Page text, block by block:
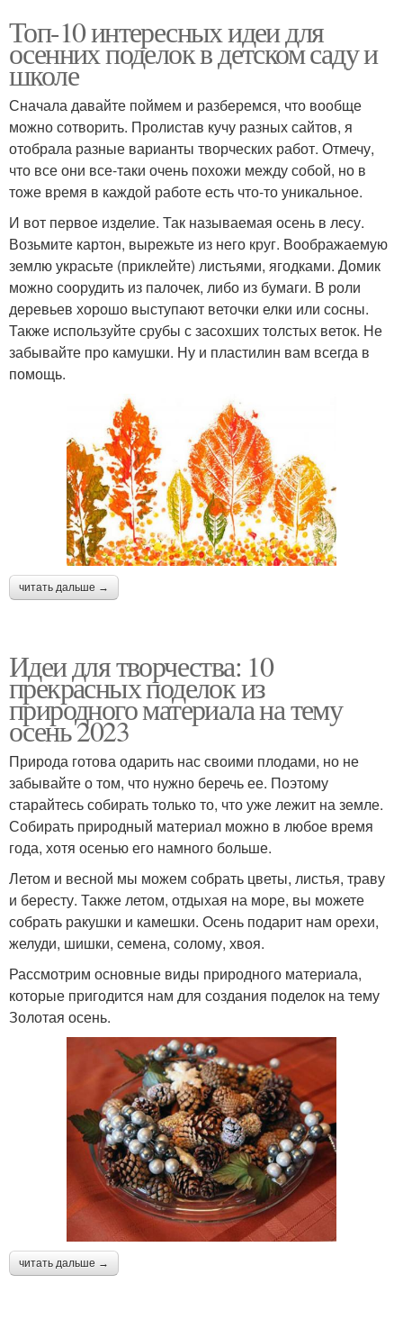
Топ-10 интересных идеи для
осенних поделок в детском саду и
школе
Сначала давайте поймем и разберемся, что вообще
можно сотворить. Пролистав кучу разных сайтов, я
отобрала разные варианты творческих работ. Отмечу,
что все они все-таки очень похожи между собой, но в
тоже время в каждой работе есть что-то уникальное.
И вот первое изделие. Так называемая осень в лесу.
Возьмите картон, вырежьте из него круг. Воображаемую
землю украсьте (приклейте) листьями, ягодками. Домик
можно соорудить из палочек, либо из бумаги. В роли
деревьев хорошо выступают веточки елки или сосны.
Также используйте срубы с засохших толстых веток. Не
забывайте про камушки. Ну и пластилин вам всегда в
помощь.
читать дальше →
Идеи для творчества: 10
прекрасных поделок из
природного материала на тему
осень 2023
Природа готова одарить нас своими плодами, но не
забывайте о том, что нужно беречь ее. Поэтому
старайтесь собирать только то, что уже лежит на земле.
Собирать природный материал можно в любое время
года, хотя осенью его намного больше.
Летом и весной мы можем собрать цветы, листья, траву
и бересту. Также летом, отдыхая на море, вы можете
собрать ракушки и камешки. Осень подарит нам орехи,
желуди, шишки, семена, солому, хвоя.
Рассмотрим основные виды природного материала,
которые пригодится нам для создания поделок на тему
Золотая осень.
читать дальше →